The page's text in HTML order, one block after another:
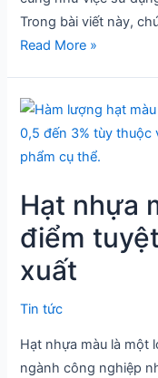
Trong bài viết này,
toàn
không?
Read More »
Hạt nhựa
điểm
xuất
Tin tức
Hạt nhựa màu là một
ngành công nghiệp
Hạt
nhựa
màu
những
ưu
điểm
tuyệt
sản
xuất